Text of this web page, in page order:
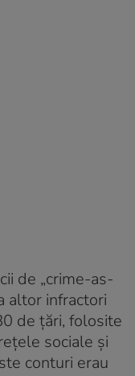
de „crime-as-
altor infractori
de țări, folosite
sociale și
conturi erau